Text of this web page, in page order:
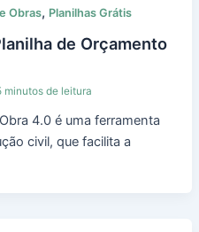
Obras, Planilhas Grátis
de Orçamento
minutos de leitura
4.0 é uma ferramenta
civil, que facilita a